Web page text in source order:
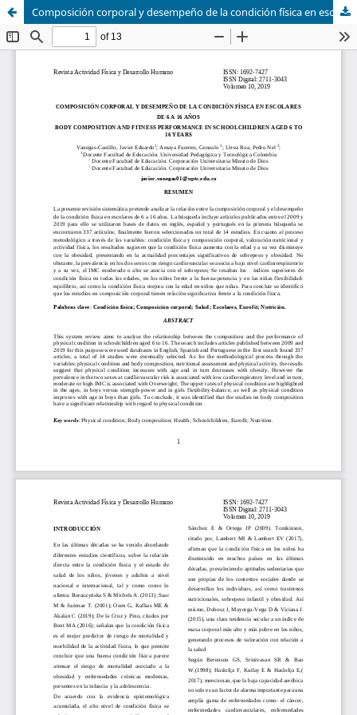
Composición corporal y desempeño de la condición física en escolares de 6 a 16 años